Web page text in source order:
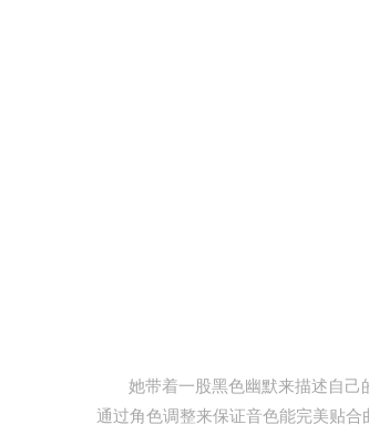
她带着一股黑色幽默来描述自己的
通过角色调整来保证音色能完美贴